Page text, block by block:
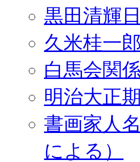
黒田清輝
久米桂一
白馬会関
明治大正
書画家人
による）